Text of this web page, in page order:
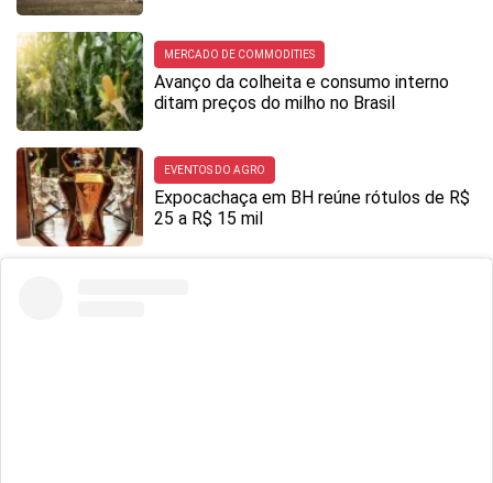
MERCADO DE COMMODITIES
Avanço da colheita e consumo interno
ditam preços do milho no Brasil
EVENTOS DO AGRO
Expocachaça em BH reúne rótulos de R$
25 a R$ 15 mil